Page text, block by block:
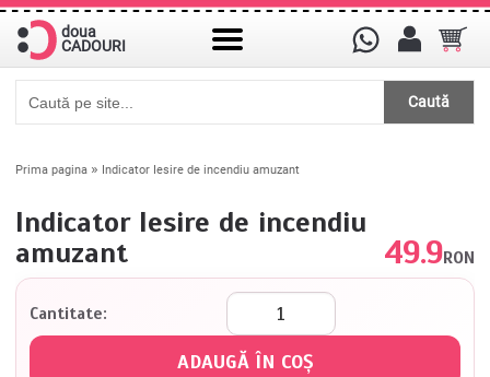
doua
CADOURI
Caută
Prima pagina » Indicator Iesire de incendiu amuzant
Indicator Iesire de incendiu
amuzant
49.9RON
Cantitate: